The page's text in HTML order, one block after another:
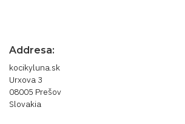
Addresa:
kocikyluna.sk
Urxova 3
08005 Prešov
Slovakia